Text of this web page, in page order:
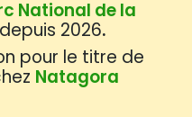
National de la
depuis 2026.
pour le titre de
Natagora